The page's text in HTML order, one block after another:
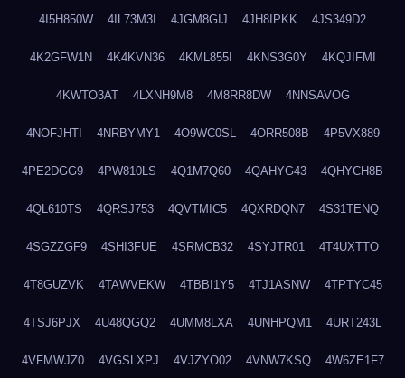
4I5H850W 4IL73M3I 4JGM8GIJ 4JH8IPKK 4JS349D2
4K2GFW1N 4K4KVN36 4KML855I 4KNS3G0Y 4KQJIFMI
4KWTO3AT 4LXNH9M8 4M8RR8DW 4NNSAVOG
4NOFJHTI 4NRBYMY1 4O9WC0SL 4ORR508B 4P5VX889
4PE2DGG9 4PW810LS 4Q1M7Q60 4QAHYG43 4QHYCH8B
4QL610TS 4QRSJ753 4QVTMIC5 4QXRDQN7 4S31TENQ
4SGZZGF9 4SHI3FUE 4SRMCB32 4SYJTR01 4T4UXTTO
4T8GUZVK 4TAWVEKW 4TBBI1Y5 4TJ1ASNW 4TPTYC45
4TSJ6PJX 4U48QGQ2 4UMM8LXA 4UNHPQM1 4URT243L
4VFMWJZ0 4VGSLXPJ 4VJZYO02 4VNW7KSQ 4W6ZE1F7